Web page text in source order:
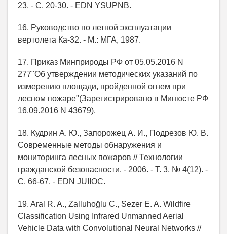
23. - С. 20-30. - EDN YSUPNB.
16. Руководство по летной эксплуатации
вертолета Ка-32. - М.: МГА, 1987.
17. Приказ Минприроды РФ от 05.05.2016 N
277"Об утверждении методических указаний по
измерению площади, пройденной огнем при
лесном пожаре"(Зарегистрировано в Минюсте РФ
16.09.2016 N 43679).
18. Кудрин А. Ю., Запорожец А. И., Подрезов Ю. В.
Современные методы обнаружения и
мониторинга лесных пожаров // Технологии
гражданской безопасности. - 2006. - Т. 3, № 4(12). -
С. 66-67. - EDN JUIIOC.
19. Aral R. A., Zalluhoğlu C., Sezer E. A. Wildfire
Classification Using Infrared Unmanned Aerial
Vehicle Data with Convolutional Neural Networks //